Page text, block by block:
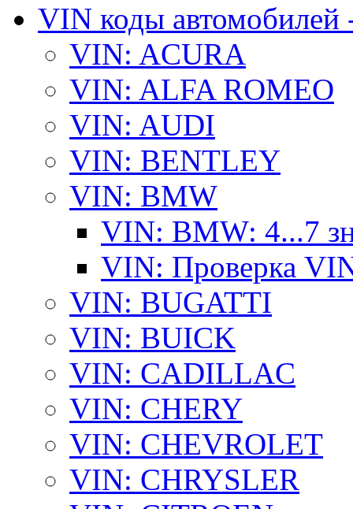
VIN коды автомобилей
VIN: ACURA
VIN: ALFA ROMEO
VIN: AUDI
VIN: BENTLEY
VIN: BMW
VIN: BMW: 4...7
VIN: Проверка
VIN: BUGATTI
VIN: BUICK
VIN: CADILLAC
VIN: CHERY
VIN: CHEVROLET
VIN: CHRYSLER